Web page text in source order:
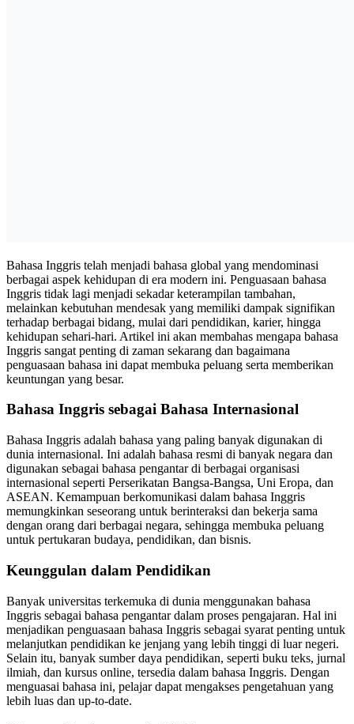
Bahasa Inggris telah menjadi bahasa global yang mendominasi
berbagai aspek kehidupan di era modern ini. Penguasaan bahasa
Inggris tidak lagi menjadi sekadar keterampilan tambahan,
melainkan kebutuhan mendesak yang memiliki dampak signifikan
terhadap berbagai bidang, mulai dari pendidikan, karier, hingga
kehidupan sehari-hari. Artikel ini akan membahas mengapa bahasa
Inggris sangat penting di zaman sekarang dan bagaimana
penguasaan bahasa ini dapat membuka peluang serta memberikan
keuntungan yang besar.
Bahasa Inggris sebagai Bahasa Internasional
Bahasa Inggris adalah bahasa yang paling banyak digunakan di
dunia internasional. Ini adalah bahasa resmi di banyak negara dan
digunakan sebagai bahasa pengantar di berbagai organisasi
internasional seperti Perserikatan Bangsa-Bangsa, Uni Eropa, dan
ASEAN. Kemampuan berkomunikasi dalam bahasa Inggris
memungkinkan seseorang untuk berinteraksi dan bekerja sama
dengan orang dari berbagai negara, sehingga membuka peluang
untuk pertukaran budaya, pendidikan, dan bisnis.
Keunggulan dalam Pendidikan
Banyak universitas terkemuka di dunia menggunakan bahasa
Inggris sebagai bahasa pengantar dalam proses pengajaran. Hal ini
menjadikan penguasaan bahasa Inggris sebagai syarat penting untuk
melanjutkan pendidikan ke jenjang yang lebih tinggi di luar negeri.
Selain itu, banyak sumber daya pendidikan, seperti buku teks, jurnal
ilmiah, dan kursus online, tersedia dalam bahasa Inggris. Dengan
menguasai bahasa ini, pelajar dapat mengakses pengetahuan yang
lebih luas dan up-to-date.